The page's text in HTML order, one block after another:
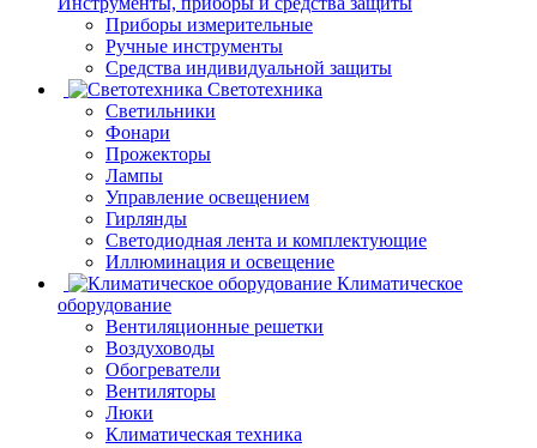
Приборы измерительные
Ручные инструменты
Средства индивидуальной защиты
Светотехника
Светильники
Фонари
Прожекторы
Лампы
Управление освещением
Гирлянды
Светодиодная лента и комплектующие
Иллюминация и освещение
Климатическое
оборудование
Вентиляционные решетки
Воздуховоды
Обогреватели
Вентиляторы
Люки
Климатическая техника